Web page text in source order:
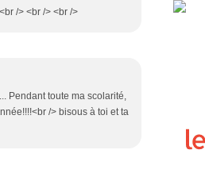
/> <br /> <br />
Pendant toute ma scolarité,
/> bisous à toi et ta